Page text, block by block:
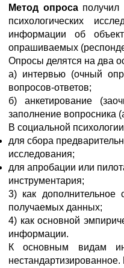
Метод опросаполучил
психологических
информации об
опрашиваемых
Опросы делятся на два
а) интервью (очный
вопросов-ответов;
б) анкетирование
заполнение вопросника
В социальной
для сбора
исследования;
для апробации или
инструментария;
3) как дополнительное
получаемых данных;
4) как основной
информации.
К основным видам